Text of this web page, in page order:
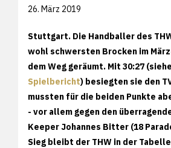
26. März 2019
Stuttgart. Die Handballer des
wohl schwersten Brocken im
dem Weg geräumt. Mit 30:27 (siehe
Spielbericht) besiegten sie den
mussten für die beiden Punkte
- vor allem gegen den
Keeper Johannes Bitter (18
Sieg bleibt der THW in der